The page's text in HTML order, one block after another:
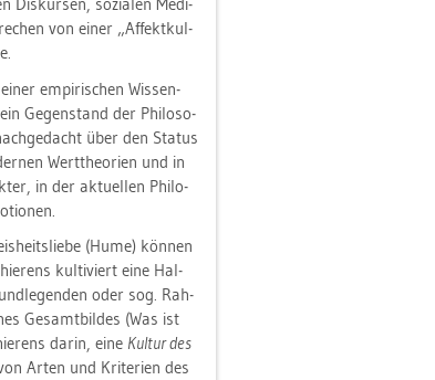
von einer „Af­fekt­kul­
em­pi­ri­schen Wis­sen­
Ge­gen­stand der Phi­lo­so­
über den Sta­tus
Wert­theo­ri­en und in
in der ak­tu­el­len Phi­lo­
(Hume) kön­nen
kul­ti­viert eine Hal­
oder sog. Rah­
Ge­samt­bil­des (Was ist
darin, eine Kul­tur des
Arten und Kri­te­ri­en des